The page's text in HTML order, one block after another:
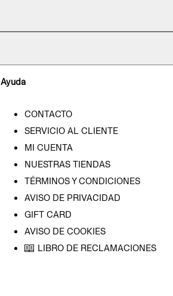
Ayuda
CONTACTO
SERVICIO AL CLIENTE
MI CUENTA
NUESTRAS TIENDAS
TÉRMINOS Y CONDICIONES
AVISO DE PRIVACIDAD
GIFT CARD
AVISO DE COOKIES
LIBRO DE RECLAMACIONES